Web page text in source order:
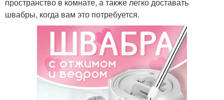
швабры, когда вам это потребуется.